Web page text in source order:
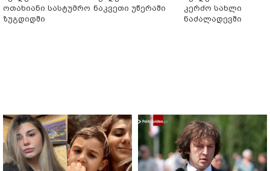
ოთახიანი სასტუმრო
ზუგდიდში
ნაკვეთი უწერაში
კერძო სახლი
ნაძალადევში